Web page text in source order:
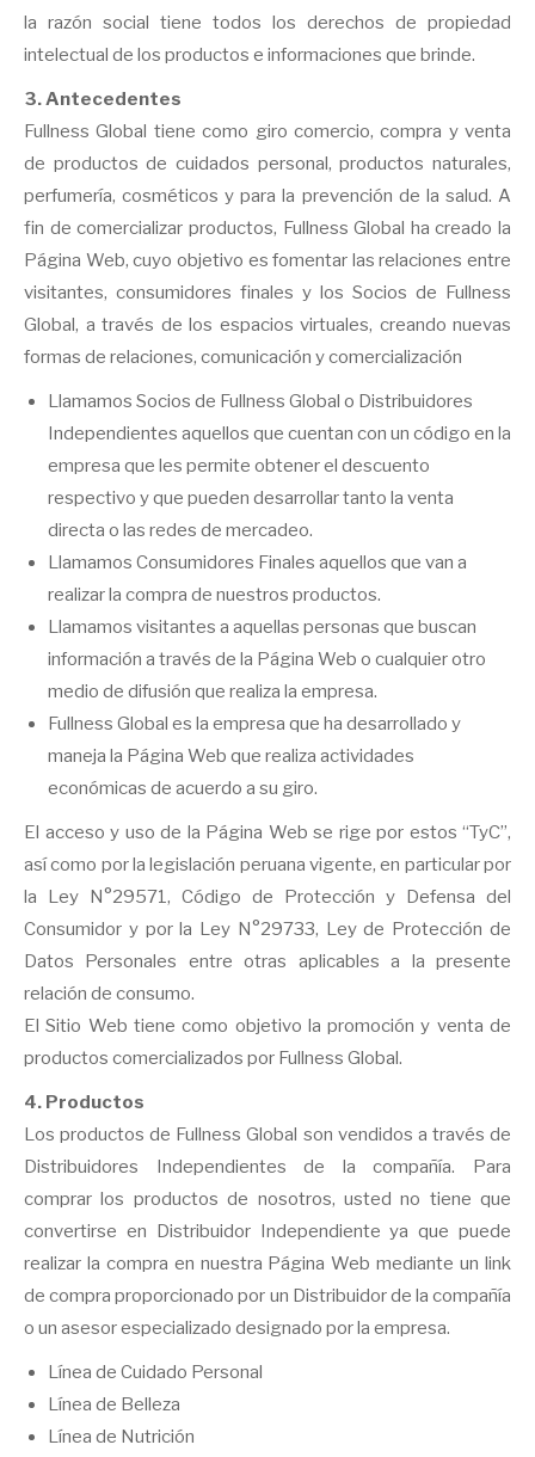
la razón social tiene todos los derechos de propiedad
intelectual de los productos e informaciones que brinde.
3. Antecedentes
Fullness Global tiene como giro comercio, compra y venta
de productos de cuidados personal, productos naturales,
perfumería, cosméticos y para la prevención de la salud. A
fin de comercializar productos, Fullness Global ha creado la
Página Web, cuyo objetivo es fomentar las relaciones entre
visitantes, consumidores finales y los Socios de Fullness
Global, a través de los espacios virtuales, creando nuevas
formas de relaciones, comunicación y comercialización
Llamamos Socios de Fullness Global o Distribuidores
Independientes aquellos que cuentan con un código en la
empresa que les permite obtener el descuento
respectivo y que pueden desarrollar tanto la venta
directa o las redes de mercadeo.
Llamamos Consumidores Finales aquellos que van a
realizar la compra de nuestros productos.
Llamamos visitantes a aquellas personas que buscan
información a través de la Página Web o cualquier otro
medio de difusión que realiza la empresa.
Fullness Global es la empresa que ha desarrollado y
maneja la Página Web que realiza actividades
económicas de acuerdo a su giro.
El acceso y uso de la Página Web se rige por estos “TyC”,
así como por la legislación peruana vigente, en particular por
la Ley N°29571, Código de Protección y Defensa del
Consumidor y por la Ley N°29733, Ley de Protección de
Datos Personales entre otras aplicables a la presente
relación de consumo.
El Sitio Web tiene como objetivo la promoción y venta de
productos comercializados por Fullness Global.
4. Productos
Los productos de Fullness Global son vendidos a través de
Distribuidores Independientes de la compañía. Para
comprar los productos de nosotros, usted no tiene que
convertirse en Distribuidor Independiente ya que puede
realizar la compra en nuestra Página Web mediante un link
de compra proporcionado por un Distribuidor de la compañía
o un asesor especializado designado por la empresa.
Línea de Cuidado Personal
Línea de Belleza
Línea de Nutrición